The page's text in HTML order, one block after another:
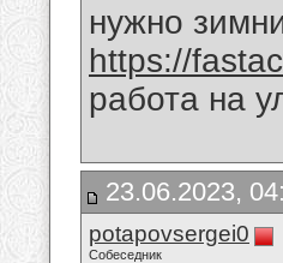
нужно
https://
работа на
23.06.2023,
potapovsergei0
Собеседник